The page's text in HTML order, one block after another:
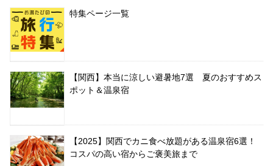
特集ページ一覧
【関西】本当に涼しい避暑地7選 夏のおすすめス
ポット＆温泉宿
【2025】関西でカニ食べ放題がある温泉宿6選！
コスパの高い宿からご褒美旅まで